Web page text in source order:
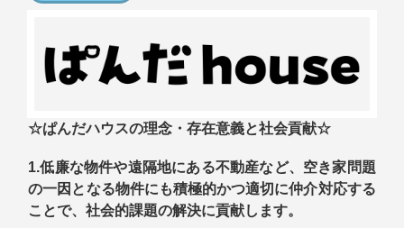
☆ぱんだハウスの理念・存在意義と社会貢献☆
1.低廉な物件や遠隔地にある不動産など、空き家問題
の一因となる物件にも積極的かつ適切に仲介対応する
ことで、社会的課題の解決に貢献します。